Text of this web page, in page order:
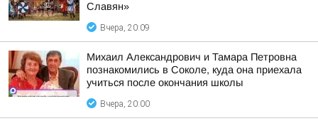
Славян»
Вчера, 20:09
Михаил Александрович и Тамара Петровна
познакомились в Соколе, куда она приехала
учиться после окончания школы
Вчера, 20:00